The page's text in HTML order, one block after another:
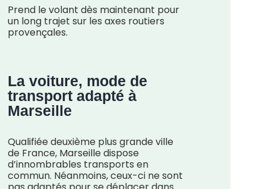
Prend le volant dès maintenant pour
un long trajet sur les axes routiers
provençales.
La voiture, mode de
transport adapté à
Marseille
Qualifiée deuxième plus grande ville
de France, Marseille dispose
d’innombrables transports en
commun. Néanmoins, ceux-ci ne sont